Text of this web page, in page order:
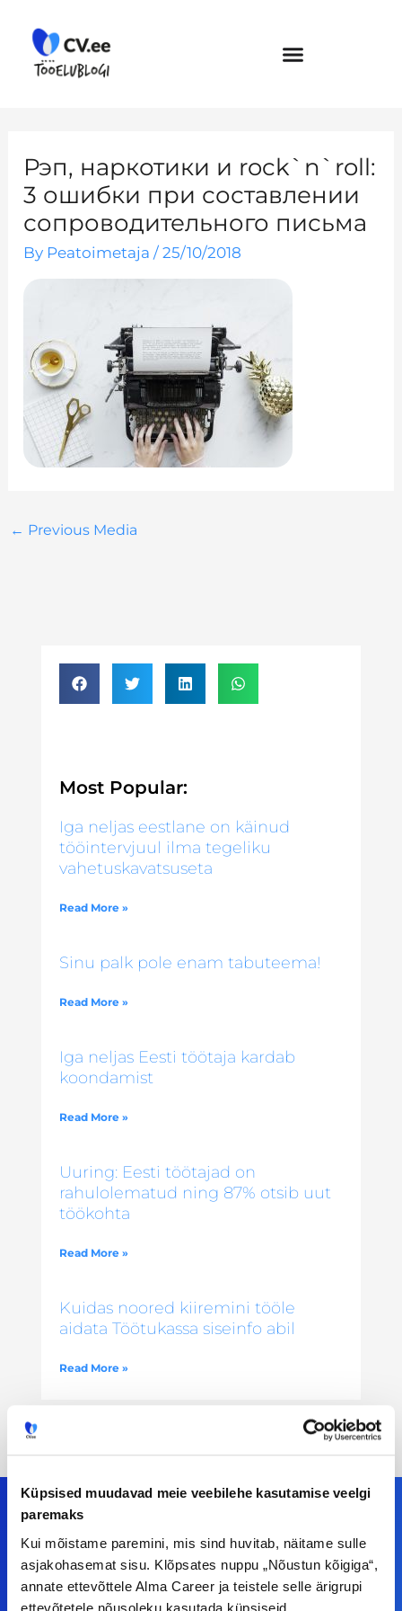
Küpsised muudavad meie veebilehe kasutamise veelgi
paremaks
Kui mõistame paremini, mis sind huvitab, näitame sulle
asjakohasemat sisu. Klõpsates nuppu „Nõustun kõigiga“,
annate ettevõttele Alma Career ja teistele selle ärigrupi
ettevõtetele nõusoleku kasutada küpsiseid
content
Рэп, наркотики и rock`n`roll:
3 ошибки при составлении
сопроводительного письма
By Peatoimetaja/25/10/2018
← Previous Media
Most Popular:
Iga neljas eestlane on käinud
tööintervjuul ilma tegeliku
vahetuskavatsuseta
Read More »
Sinu palk pole enam tabuteema!
Read More »
Iga neljas Eesti töötaja kardab
koondamist
Read More »
Uuring: Eesti töötajad on
rahulolematud ning 87% otsib uut
töökohta
Read More »
Kuidas noored kiiremini tööle
aidata Töötukassa siseinfo abil
Read More »
Meiega leiad!
Tööelublogi.ee lehelt leiad kõik vajaliku, et olla